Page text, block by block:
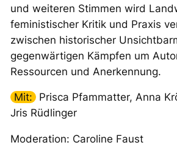
und weiteren Stimmen wird
feministischer Kritik und Praxis
zwischen historischer
gegenwärtigen Kämpfen um
Ressourcen und Anerkennung.
Mit: Prisca Pfammatter, Anna
Jris Rüdlinger
Moderation: Caroline Faust